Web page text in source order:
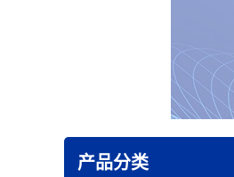
产品分类